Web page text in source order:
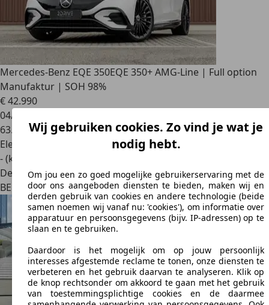
Mercedes-Benz EQE 350EQE 350+ AMG-Line | Full option
Manufaktur | SOH 98%
€ 42.990
04/2022
63.600 km
Elektrisch
- (kWh/100 km)
Dealer
BE 3560Lummen
Wij gebruiken cookies. Zo vind je wat je
nodig hebt.
Om jou een zo goed mogelijke gebruikerservaring met de
door ons aangeboden diensten te bieden, maken wij en
derden gebruik van cookies en andere technologie (beide
samen noemen wij vanaf nu: 'cookies'), om informatie over
apparatuur en persoonsgegevens (bijv. IP-adressen) op te
slaan en te gebruiken.
Daardoor is het mogelijk om op jouw persoonlijk
interesses afgestemde reclame te tonen, onze diensten te
verbeteren en het gebruik daarvan te analyseren. Klik op
de knop rechtsonder om akkoord te gaan met het gebruik
van toestemmingsplichtige cookies en de daarmee